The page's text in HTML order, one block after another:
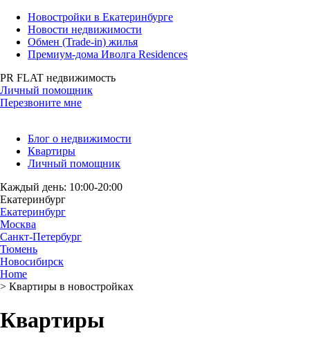
Новостройки в Екатеринбурге
Новости недвижимости
Обмен (Trade-in) жилья
Премиум-дома Иволга Residences
PR FLAT недвижимость
Личный помощник
Перезвоните мне
Блог о недвижимости
Квартиры
Личный помощник
Каждый день: 10:00-20:00
Екатеринбург
Екатеринбург
Москва
Санкт-Петербург
Тюмень
Новосибирск
Home
> Квартиры в новостройках
Квартиры